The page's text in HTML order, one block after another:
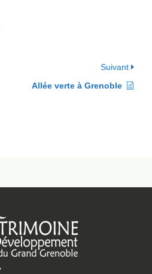
Suivant
Allée verte à Grenoble